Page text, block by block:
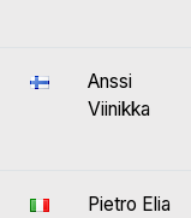
Anssi
Viinikka
Pietro Elia